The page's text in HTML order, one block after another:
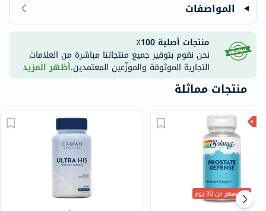
المواصفات
منتجات أصلية 100٪
نحن نقوم بتوفير جميع منتجاتنا مباشرة من العلامات
التجارية الموثوقة والموزّعين المعتمدين.أظهر المزيد
منتجات مماثلة
أقل سعرمن 30 يوم